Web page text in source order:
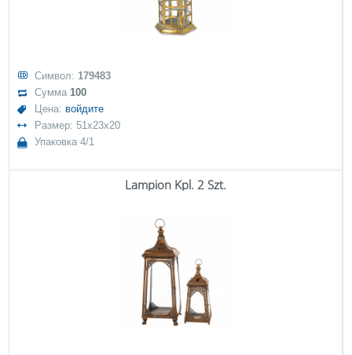
Символ: 179483
Сумма100
Цена: войдите
Размер: 51x23x20
Упаковка 4/1
Lampion Kpl. 2 Szt.